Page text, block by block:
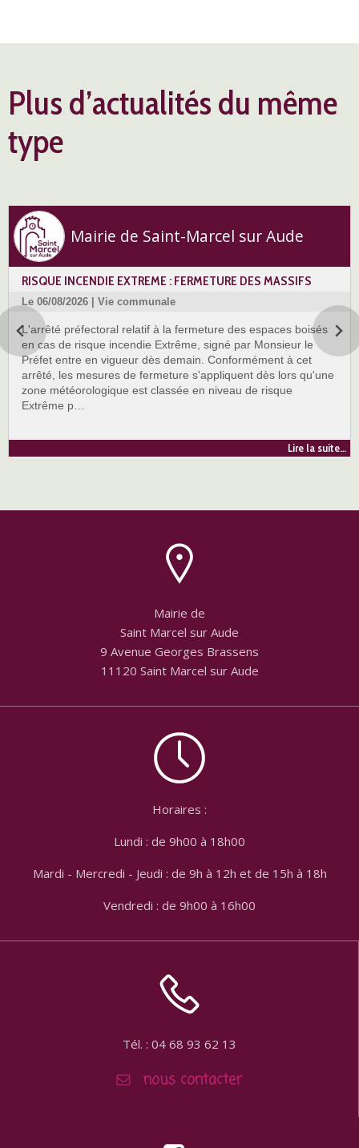
Plus d’actualités du même
type
Mairie de Saint-Marcel sur Aude
RISQUE INCENDIE EXTREME : FERMETURE DES MASSIFS
Le 06/08/2026 | Vie communale
L'arrêté préfectoral relatif à la fermeture des espaces boisés
en cas de risque incendie Extrême, signé par Monsieur le
Préfet entre en vigueur dès demain. Conformément à cet
arrêté, les mesures de fermeture s'appliquent dès lors qu'une
zone météorologique est classée en niveau de risque
Extrême p…
Lire la suite…
Mairie de
Saint Marcel sur Aude
9 Avenue Georges Brassens
11120 Saint Marcel sur Aude
Horaires :
Lundi : de 9h00 à 18h00
Mardi - Mercredi - Jeudi : de 9h à 12h et de 15h à 18h
Vendredi : de 9h00 à 16h00
Tél. : 04 68 93 62 13
nous contacter